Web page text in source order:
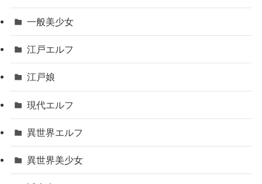
一般美少女
江戸エルフ
江戸娘
現代エルフ
異世界エルフ
異世界美少女